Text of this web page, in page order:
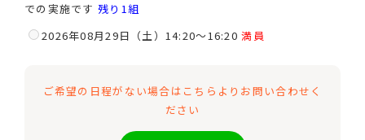
での実施です 残り1組
2026年08月29日（土）14:20～16:20満員
ご希望の日程がない場合はこちらよりお問い合わせく
ださい